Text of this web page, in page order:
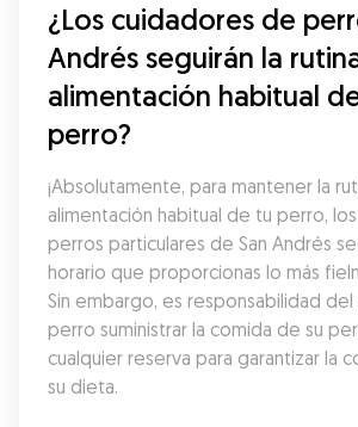
¿Los cuidadores de
Andrés seguirán la
alimentación habitual
perro?
¡Absolutamente, para mantener la
alimentación habitual de tu perro,
perros particulares de San Andrés
horario que proporcionas lo más
Sin embargo, es responsabilidad
perro suministrar la comida de su
cualquier reserva para garantizar la
su dieta.